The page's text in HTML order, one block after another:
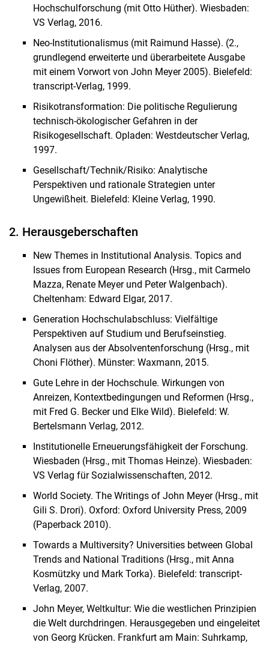
Hochschulforschung (mit Otto Hüther). Wiesbaden:
VS Verlag, 2016.
Neo-Institutionalismus (mit Raimund Hasse). (2.,
grundlegend erweiterte und überarbeitete Ausgabe
mit einem Vorwort von John Meyer 2005). Bielefeld:
transcript-Verlag, 1999.
Risikotransformation: Die politische Regulierung
technisch-ökologischer Gefahren in der
Risikogesellschaft. Opladen: Westdeutscher Verlag,
1997.
Gesellschaft/Technik/Risiko: Analytische
Perspektiven und rationale Strategien unter
Ungewißheit. Bielefeld: Kleine Verlag, 1990.
2. Herausgeberschaften
New Themes in Institutional Analysis. Topics and
Issues from European Research (Hrsg., mit Carmelo
Mazza, Renate Meyer und Peter Walgenbach).
Cheltenham: Edward Elgar, 2017.
Generation Hochschulabschluss: Vielfältige
Perspektiven auf Studium und Berufseinstieg.
Analysen aus der Absolventenforschung (Hrsg., mit
Choni Flöther). Münster: Waxmann, 2015.
Gute Lehre in der Hochschule. Wirkungen von
Anreizen, Kontextbedingungen und Reformen (Hrsg.,
mit Fred G. Becker und Elke Wild). Bielefeld: W.
Bertelsmann Verlag, 2012.
Institutionelle Erneuerungsfähigkeit der Forschung.
Wiesbaden (Hrsg., mit Thomas Heinze). Wiesbaden:
VS Verlag für Sozialwissenschaften, 2012.
World Society. The Writings of John Meyer (Hrsg., mit
Gili S. Drori). Oxford: Oxford University Press, 2009
(Paperback 2010).
Towards a Multiversity? Universities between Global
Trends and National Traditions (Hrsg., mit Anna
Kosmützky und Mark Torka). Bielefeld: transcript-
Verlag, 2007.
John Meyer, Weltkultur: Wie die westlichen Prinzipien
die Welt durchdringen. Herausgegeben und eingeleitet
von Georg Krücken. Frankfurt am Main: Suhrkamp,